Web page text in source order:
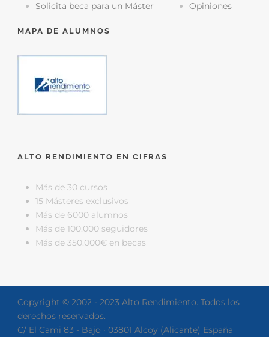
Solicita beca para un Máster
Opiniones
MAPA DE ALUMNOS
ALTO RENDIMIENTO EN CIFRAS
Más de 30 cursos
15 Másteres exclusivos
Más de 6000 alumnos
Más de 100.000 seguidores
Más de 350.000€ en becas
Copyright © 2002 - 2023 Alto Rendimiento. Todos los
derechos reservados.
C/ El Cami 83 - Bajo · 03801 Alcoy (Alicante) España